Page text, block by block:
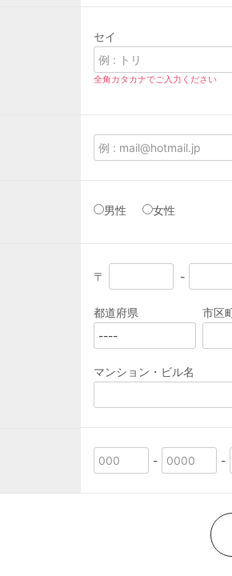
セイ
全角カタカナでご入力ください
男性 女性
都道府県 市区
マンション・ビル名